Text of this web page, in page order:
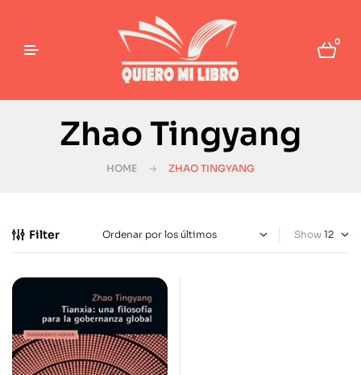
0
Zhao Tingyang
HOME ZHAO TINGYANG
Filter Show